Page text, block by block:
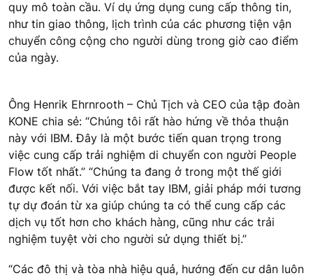
quy mô toàn cầu. Ví dụ ứng dụng cung cấp thông tin,
như tin giao thông, lịch trình của các phương tiện vận
chuyển công cộng cho người dùng trong giờ cao điểm
của ngày.
Ông Henrik Ehrnrooth – Chủ Tịch và CEO của tập đoàn
KONE chia sẻ: “Chúng tôi rất hào hứng về thỏa thuận
này với IBM. Đây là một bước tiến quan trọng trong
việc cung cấp trải nghiệm di chuyển con người People
Flow tốt nhất.” “Chúng ta đang ở trong một thế giới
được kết nối. Với việc bắt tay IBM, giải pháp mới tương
tự dự đoán từ xa giúp chúng ta có thể cung cấp các
dịch vụ tốt hơn cho khách hàng, cũng như các trải
nghiệm tuyệt vời cho người sử dụng thiết bị.”
“Các đô thị và tòa nhà hiệu quả, hướng đến cư dân luôn